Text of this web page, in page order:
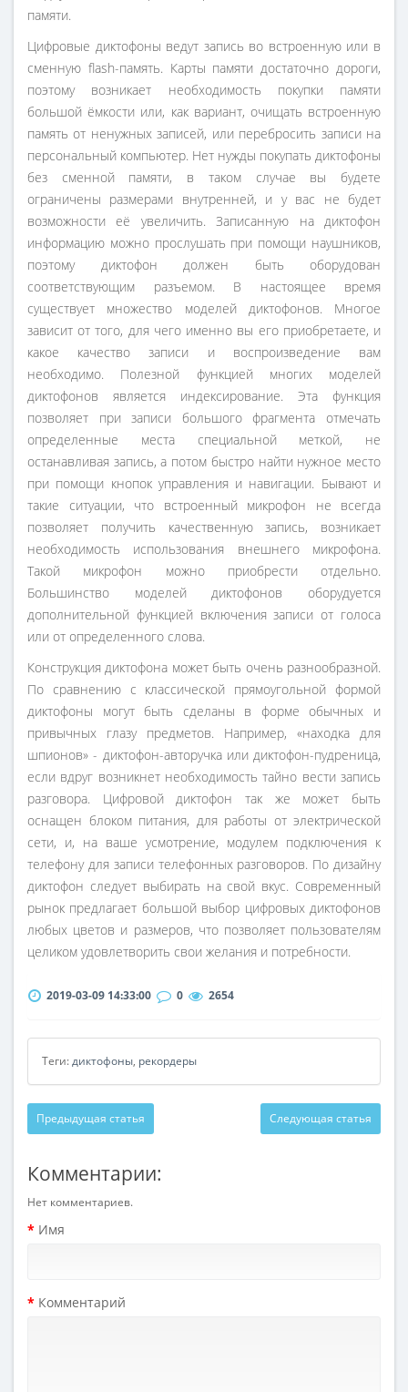
памяти.
Цифровые диктофоны ведут запись во встроенную или в
сменную flash-память. Карты памяти достаточно дороги,
поэтому возникает необходимость покупки памяти
большой ёмкости или, как вариант, очищать встроенную
память от ненужных записей, или перебросить записи на
персональный компьютер. Нет нужды покупать диктофоны
без сменной памяти, в таком случае вы будете
ограничены размерами внутренней, и у вас не будет
возможности её увеличить. Записанную на диктофон
информацию можно прослушать при помощи наушников,
поэтому диктофон должен быть оборудован
соответствующим разъемом. В настоящее время
существует множество моделей диктофонов. Многое
зависит от того, для чего именно вы его приобретаете, и
какое качество записи и воспроизведение вам
необходимо. Полезной функцией многих моделей
диктофонов является индексирование. Эта функция
позволяет при записи большого фрагмента отмечать
определенные места специальной меткой, не
останавливая запись, а потом быстро найти нужное место
при помощи кнопок управления и навигации. Бывают и
такие ситуации, что встроенный микрофон не всегда
позволяет получить качественную запись, возникает
необходимость использования внешнего микрофона.
Такой микрофон можно приобрести отдельно.
Большинство моделей диктофонов оборудуется
дополнительной функцией включения записи от голоса
или от определенного слова.
Конструкция диктофона может быть очень разнообразной.
По сравнению с классической прямоугольной формой
диктофоны могут быть сделаны в форме обычных и
привычных глазу предметов. Например, «находка для
шпионов» - диктофон-авторучка или диктофон-пудреница,
если вдруг возникнет необходимость тайно вести запись
разговора. Цифровой диктофон так же может быть
оснащен блоком питания, для работы от электрической
сети, и, на ваше усмотрение, модулем подключения к
телефону для записи телефонных разговоров. По дизайну
диктофон следует выбирать на свой вкус. Современный
рынок предлагает большой выбор цифровых диктофонов
любых цветов и размеров, что позволяет пользователям
целиком удовлетворить свои желания и потребности.
2019-03-09 14:33:00 0 2654
Теги:диктофоны, рекордеры
Предыдущая статья Следующая статья
Комментарии:
Нет комментариев.
Имя
Комментарий